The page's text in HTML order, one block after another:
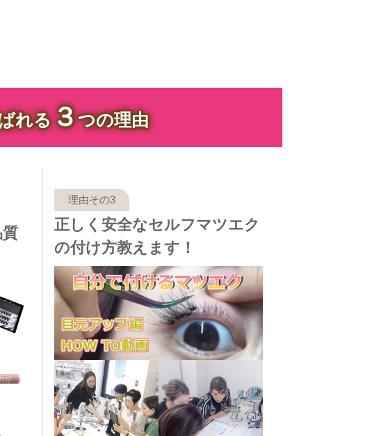
れる３つの理由
正しく安全なセルフマツエク
の付け方教えます！